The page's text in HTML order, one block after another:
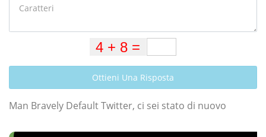
Ottieni Una Risposta
Man Bravely Default Twitter, ci sei stato di nuovo